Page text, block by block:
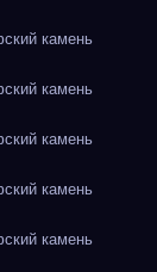
камень
камень
камень
камень
камень